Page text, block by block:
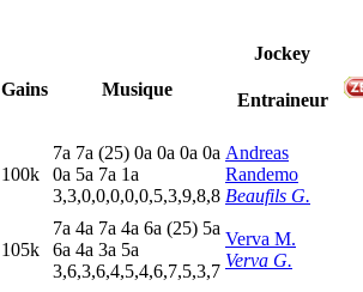
Gains Musique
Jockey
Entraineur
100k
7a 7a (25) 0a 0a 0a 0a
0a 5a 7a 1a
3,3,0,0,0,0,0,5,3,9,8,8
Andreas
Randemo
Beaufils G.
105k
7a 4a 7a 4a 6a (25) 5a
6a 4a 3a 5a
3,6,3,6,4,5,4,6,7,5,3,7
Verva M.
Verva G.